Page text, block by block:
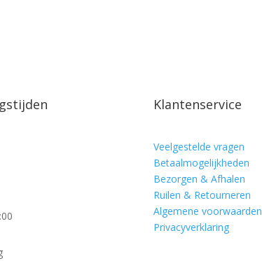
Klantenservice
Veelgestelde vragen
Betaalmogelijkheden
Bezorgen & Afhalen
Ruilen & Retourneren
Algemene voorwaarden
Privacyverklaring